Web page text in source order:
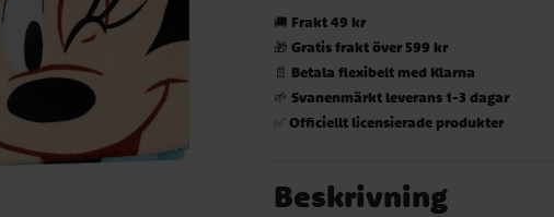
🚚 Frakt 49 kr
🎁Gratis frakt över 599 kr
📄 Betala flexibelt med Klarna
🌱Svanenmärkt leverans 1-3 dagar
✅Officiellt licensierade produkter
Beskrivning